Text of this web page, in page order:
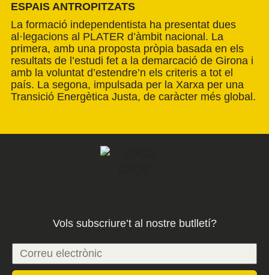
ESPAIS ANTROPITZATS
La formació independentista ha presentat dues
al·legacions al PLATER d’àmbit nacional. La
primera, amb una proposta pròpia basada en els
resultats de l’estudi fet a la demarcació de Girona i
amb la voluntat d’estendre’n els criteris a tot el
país. La segona, impulsada per la Xarxa per una
Transició Energètica Justa, de caràcter més global.
Vols subscriure’t al nostre butlletí?